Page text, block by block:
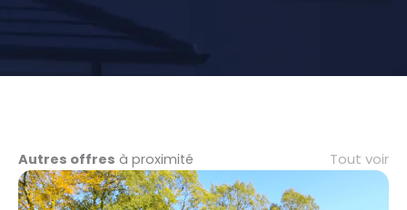
Autres offres à proximité Tout voir